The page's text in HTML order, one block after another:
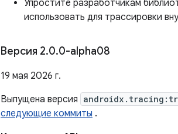
Упростите разработчикам
использовать для трассировки
Версия 2.0.0-alpha08
19 мая 2026 г.
Выпущена версия
следующие коммиты .